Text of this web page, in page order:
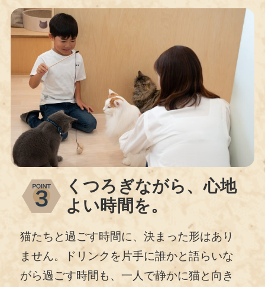
くつろぎながら、心地
よい時間を。
猫たちと過ごす時間に、決まった形はあり
ません。ドリンクを片手に誰かと語らいな
がら過ごす時間も、一人で静かに猫と向き